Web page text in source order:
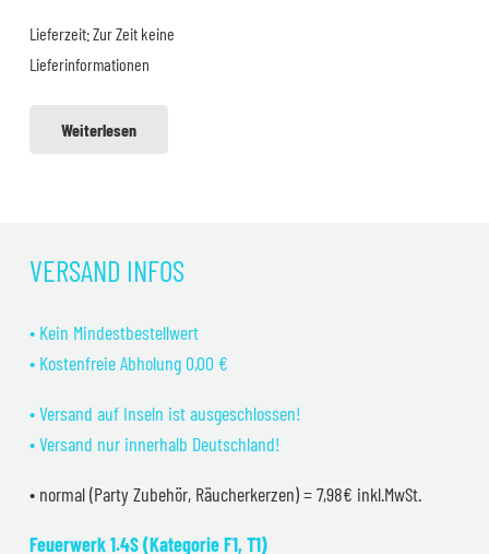
4,99 €3,99 €.
Lieferzeit:Zur Zeit keine
Lieferinformationen
Weiterlesen
VERSAND INFOS
• Kein Mindestbestellwert
• Kostenfreie Abholung 0,00 €
• Versand auf Inseln ist ausgeschlossen!
• Versand nur innerhalb Deutschland!
• normal (Party Zubehör, Räucherkerzen) = 7,98€ inkl.MwSt.
Feuerwerk 1.4S (Kategorie F1, T1)